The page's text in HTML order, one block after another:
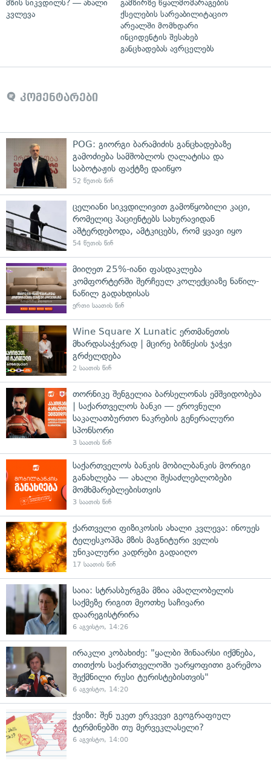
მზის სიკვდილს? — ახალი
კვლევა
გამზირზე წყალმომარაგების
ქსელების სარეაბილიტაციო
არეალში მომხდარი
ინციდენტის შესახებ
განცხადებას ავრცელებს
კომენტარები
POG: გიორგი ბარამიძის განცხადებაზე
გამოძიება სამშობლოს ღალატისა და
საბოტაჟის ფაქტზე დაიწყო
52 წუთის წინ
ცელიანი სიკვდილივით გამოწყობილი კაცი,
რომელიც პაციენტებს სახურავიდან
აშტერდებოდა, ამტკიცებს, რომ ყვავი იყო
54 წუთის წინ
მიიღეთ 25%-იანი ფასდაკლება
კომფორტერში შერჩეულ კოლექციაზე ნაწილ-
ნაწილ გადახდისას
ერთი საათის წინ
Wine Square X Lunatic ერთმანეთის
მხარდასაჭერად | მცირე ბიზნესის ჯაჭვი
გრძელდება
2 საათის წინ
თორნიკე შენგელია ბარსელონას ემშვიდობება
| საქართველოს ბანკი — ეროვნული
საკალათბურთო ნაკრების გენერალური
სპონსორი
3 საათის წინ
საქართველოს ბანკის მობილბანკის მორიგი
განახლება — ახალი შესაძლებლობები
მომხმარებლებისთვის
3 საათის წინ
ქართველი ფიზიკოსის ახალი კვლევა: ინოუეს
ტელესკოპმა მზის მაგნიტური ველის
უნიკალური კადრები გადაიღო
17 საათის წინ
საია: სტრასბურგმა მზია ამაღლობელის
საქმეზე რიგით მეოთხე საჩივარი
დაარეგისტრირა
6 აგვისტო, 14:26
ირაკლი კობახიძე: "ყალბი შინაარსი იქმნება,
თითქოს საქართველოში უარყოფითი გარემოა
შექმნილი რუსი ტურისტებისთვის"
6 აგვისტო, 14:20
ქვიზი: შენ უკეთ ერკვევი გეოგრაფიულ
ტერმინებში თუ მერვეკლასელი?
6 აგვისტო, 14:00